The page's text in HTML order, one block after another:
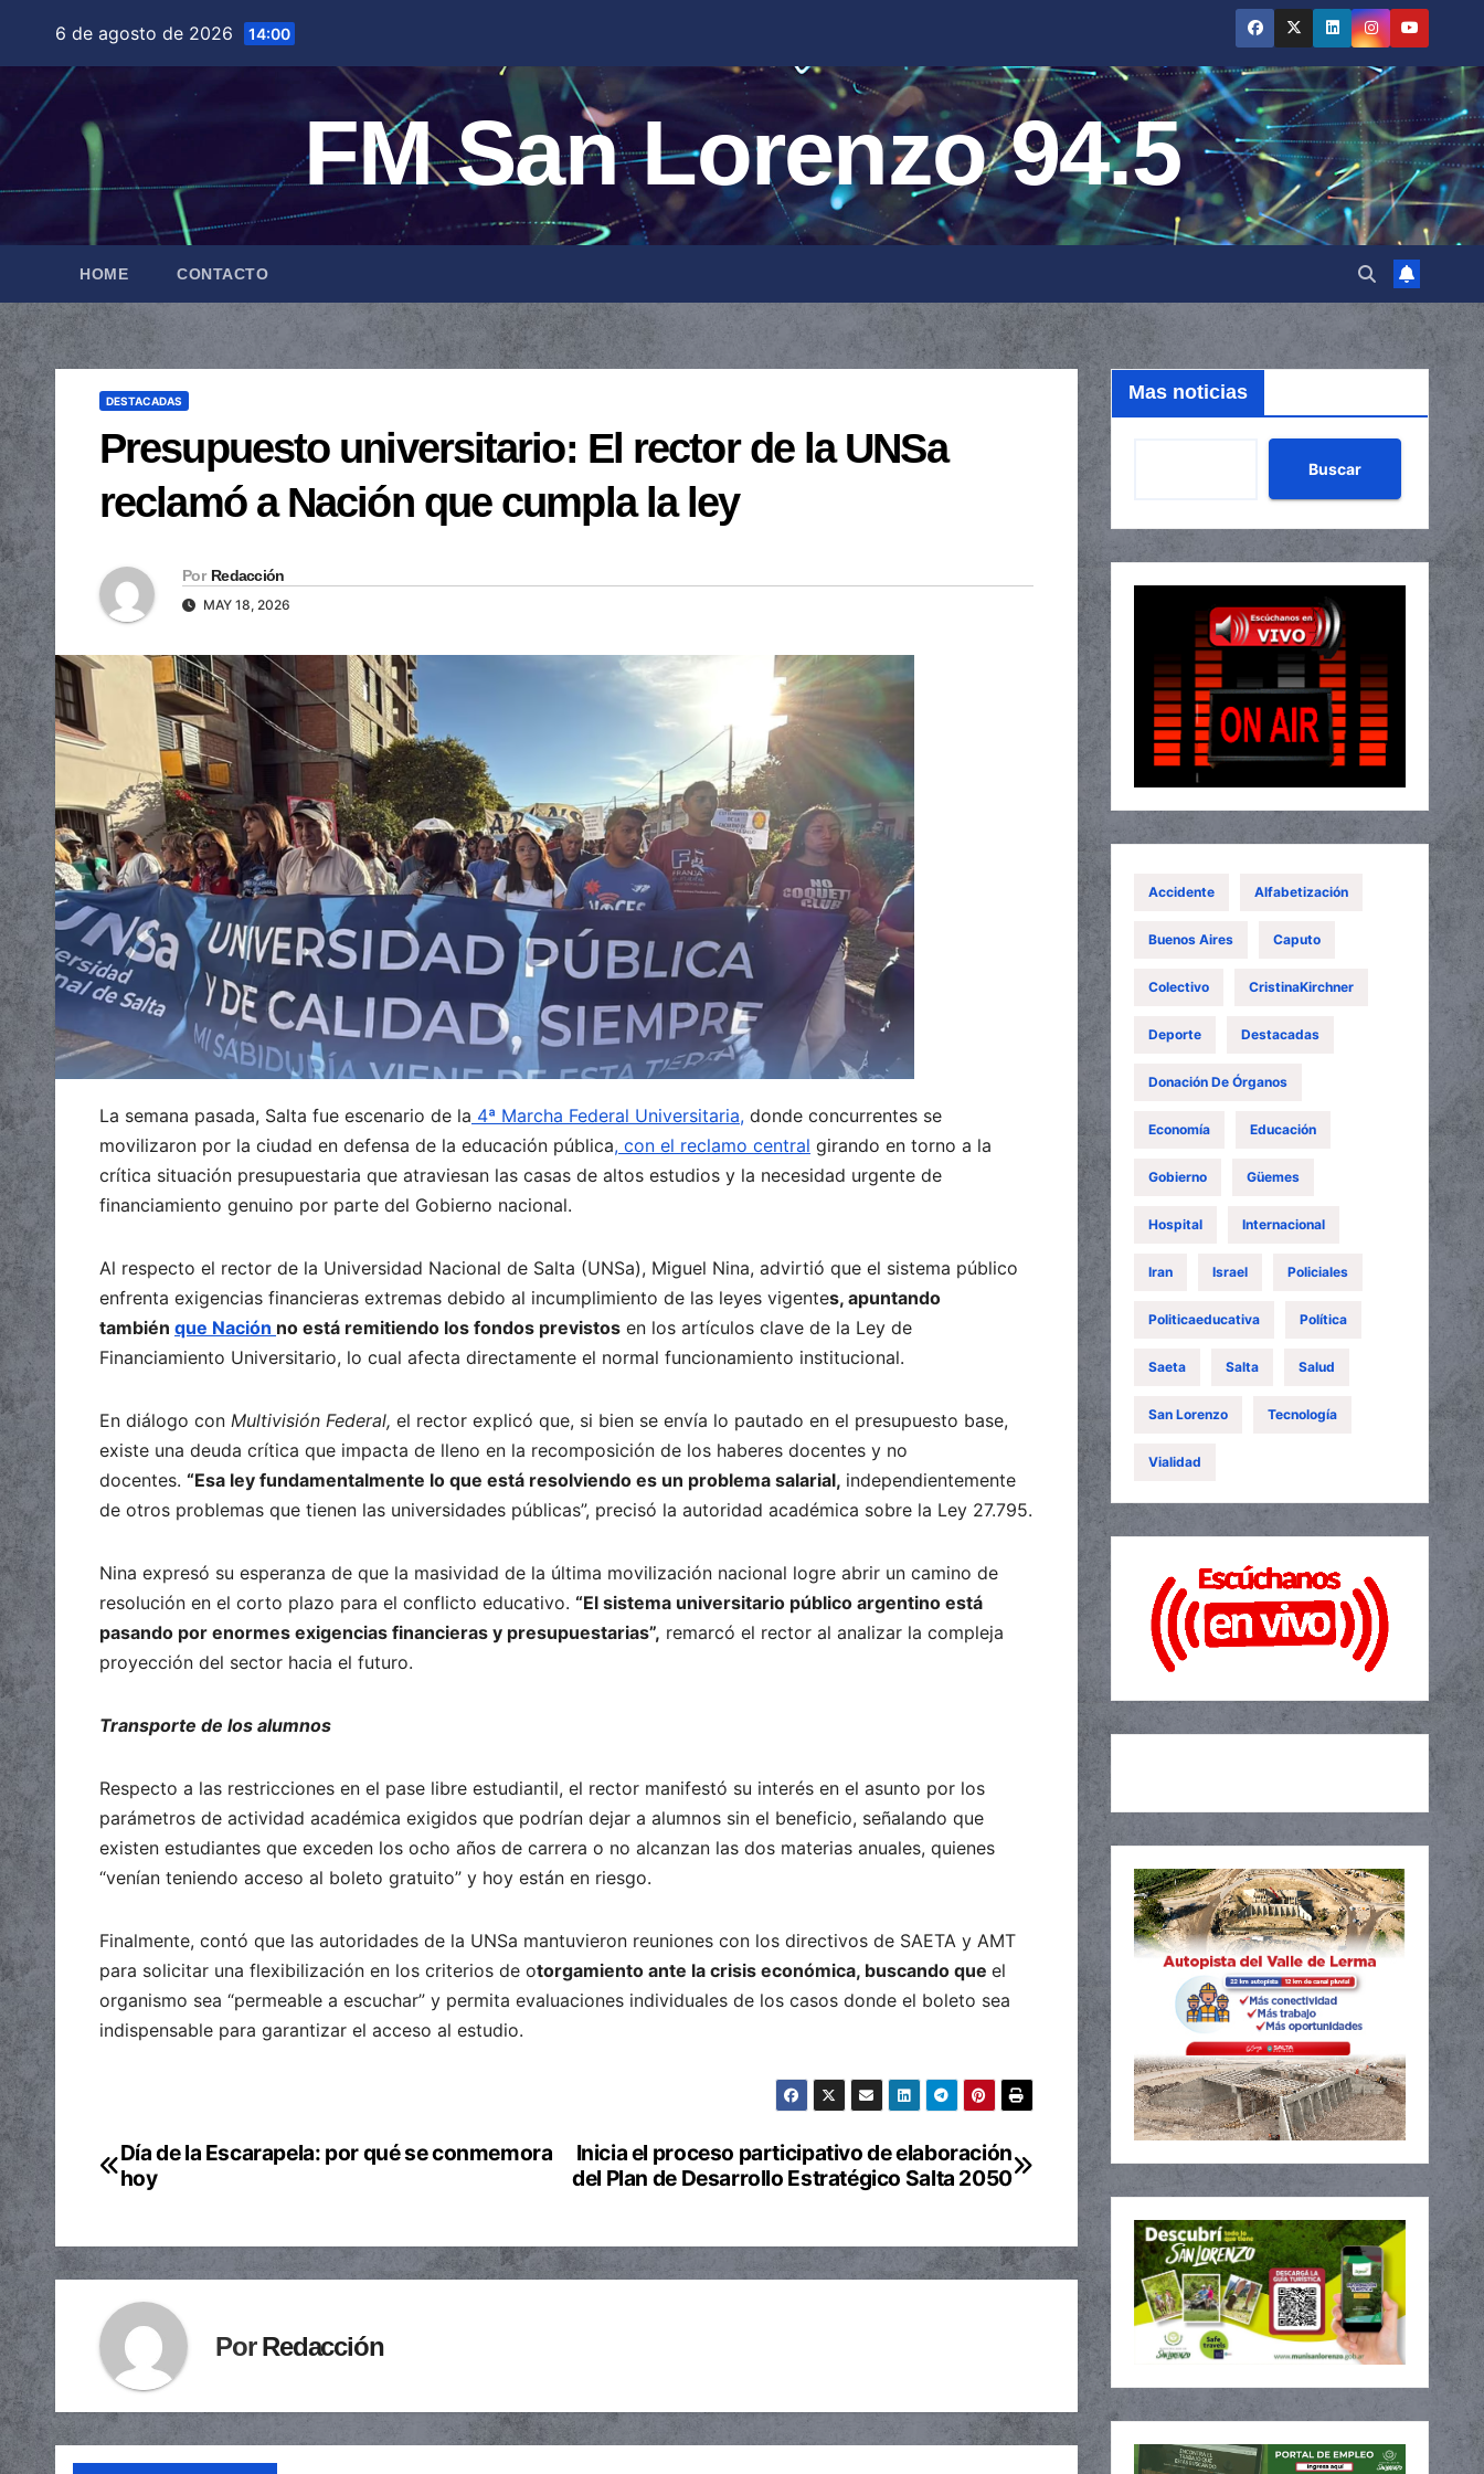
contenido
6 de agosto de 2026 14:00
FM San Lorenzo 94.5
HOME CONTACTO
DESTACADAS
Presupuesto universitario: El rector de la UNSa
reclamó a Nación que cumpla la ley
Por Redacción
MAY 18, 2026
La semana pasada, Salta fue escenario de la 4ª Marcha Federal Universitaria, donde concurrentes se
movilizaron por la ciudad en defensa de la educación pública, con el reclamo central girando en torno a la
crítica situación presupuestaria que atraviesan las casas de altos estudios y la necesidad urgente de
financiamiento genuino por parte del Gobierno nacional.
Al respecto el rector de la Universidad Nacional de Salta (UNSa), Miguel Nina, advirtió que el sistema público
enfrenta exigencias financieras extremas debido al incumplimiento de las leyes vigentes, apuntando
también que Nación no está remitiendo los fondos previstos en los artículos clave de la Ley de
Financiamiento Universitario, lo cual afecta directamente el normal funcionamiento institucional.
En diálogo con Multivisión Federal, el rector explicó que, si bien se envía lo pautado en el presupuesto base,
existe una deuda crítica que impacta de lleno en la recomposición de los haberes docentes y no
docentes. “Esa ley fundamentalmente lo que está resolviendo es un problema salarial, independientemente
de otros problemas que tienen las universidades públicas”, precisó la autoridad académica sobre la Ley 27.795.
Nina expresó su esperanza de que la masividad de la última movilización nacional logre abrir un camino de
resolución en el corto plazo para el conflicto educativo. “El sistema universitario público argentino está
pasando por enormes exigencias financieras y presupuestarias”, remarcó el rector al analizar la compleja
proyección del sector hacia el futuro.
Transporte de los alumnos
Respecto a las restricciones en el pase libre estudiantil, el rector manifestó su interés en el asunto por los
parámetros de actividad académica exigidos que podrían dejar a alumnos sin el beneficio, señalando que
existen estudiantes que exceden los ocho años de carrera o no alcanzan las dos materias anuales, quienes
“venían teniendo acceso al boleto gratuito” y hoy están en riesgo.
Finalmente, contó que las autoridades de la UNSa mantuvieron reuniones con los directivos de SAETA y AMT
para solicitar una flexibilización en los criterios de otorgamiento ante la crisis económica, buscando que el
organismo sea “permeable a escuchar” y permita evaluaciones individuales de los casos donde el boleto sea
indispensable para garantizar el acceso al estudio.
Navegación
entradas
Inicia el proceso participativo de elaboración
del Plan de Desarrollo Estratégico Salta 2050
Día de la Escarapela: por qué se conmemora
hoy
PorRedacción
Mas noticias
Buscar
Accidente Alfabetización
Buenos Aires Caputo
Colectivo CristinaKirchner
Deporte Destacadas
Donación De Órganos
Economía Educación
Gobierno Güemes
Hospital Internacional
Iran Israel Policiales
Politicaeducativa Política
Saeta Salta Salud
San Lorenzo Tecnología
Vialidad